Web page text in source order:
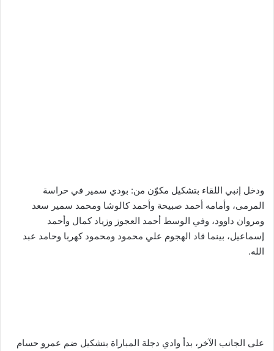
ودخل إنبي اللقاء بتشكيل مكوّن من: بودي سمير في حراسة
المرمى، وأمامه أحمد صبيحة وأحمد كالوشا ومحمد سمير سعد
ومروان داوود، وفي الوسط أحمد العجوز وزياد كمال وأحمد
إسماعيل، بينما قاد الهجوم علي محمود ومحمود كهربا وحامد عبد
الله.
على الجانب الآخر، بدأ وادي دجلة المباراة بتشكيل ضم عمرو حسام